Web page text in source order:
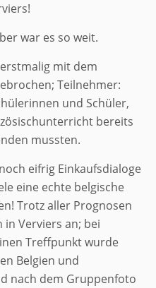
war es so weit.
mit dem
Teilnehmer:
und Schüler,
bereits
mussten.
eifrig Einkaufsdialoge
eine echte belgische
Trotz aller Prognosen
in Verviers an; bei
Treffpunkt wurde
Belgien und
nach dem Gruppenfoto